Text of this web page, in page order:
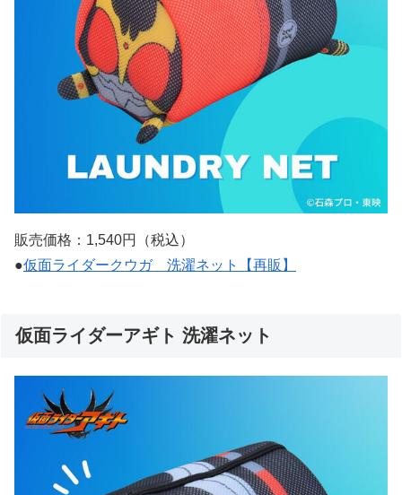
販売価格：1,540円（税込）
●仮面ライダークウガ 洗濯ネット【再販】
仮面ライダーアギト 洗濯ネット